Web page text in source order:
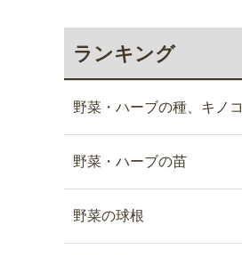
ランキング
野菜・ハーブの種、キノコ
野菜・ハーブの苗
野菜の球根